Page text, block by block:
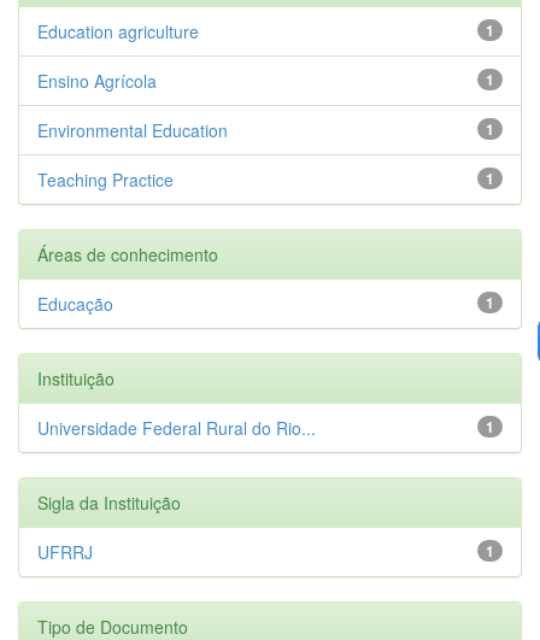
1
Education agriculture
1
Ensino Agrícola
1
Environmental Education
1
Teaching Practice
Áreas de conhecimento
1
Educação
Instituição
1
Universidade Federal Rural do Rio...
Sigla da Instituição
1
UFRRJ
Tipo de Documento